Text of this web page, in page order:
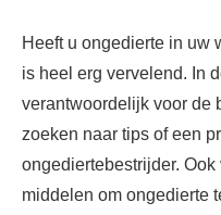
Heeft u ongedierte in uw
is heel erg vervelend. In
verantwoordelijk voor de
zoeken naar tips of een
ongediertebestrijder.
middelen om ongedierte